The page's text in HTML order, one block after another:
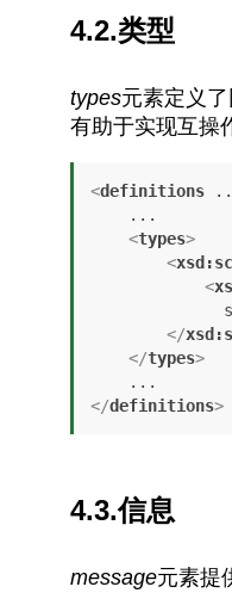
4.2.类型
types元素定义
有助于实现互操
<definitions
<types>
<
<
</
</types>
</definitions>
4.3.信息
message元素提